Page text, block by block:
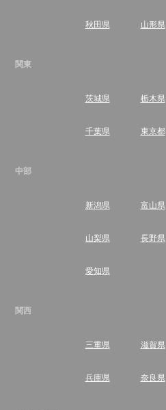
秋田県 山形県
関東
茨城県 栃木県
千葉県 東京都
中部
新潟県 富山県
山梨県 長野県
愛知県
関西
三重県 滋賀県
兵庫県 奈良県